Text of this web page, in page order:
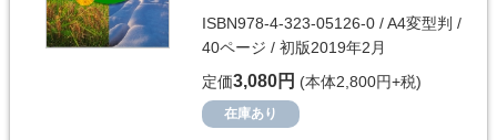
ISBN978-4-323-05126-0 / A4変型判 /
40ページ / 初版2019年2月
定価3,080円 (本体2,800円+税)
在庫あり